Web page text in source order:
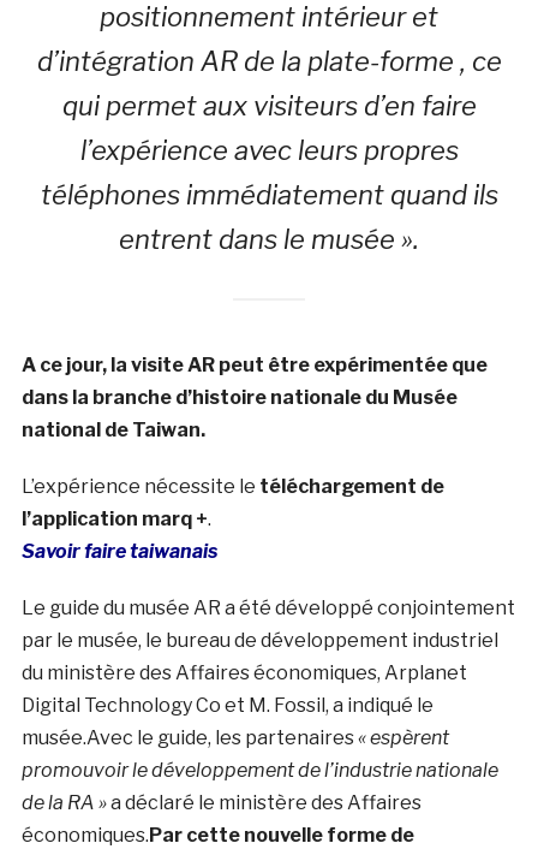
positionnement intérieur et
d’intégration AR de la plate-forme , ce
qui permet aux visiteurs d’en faire
l’expérience avec leurs propres
téléphones immédiatement quand ils
entrent dans le musée ».
A ce jour, la visite AR peut être expérimentée que
dans la branche d’histoire nationale du Musée
national de Taiwan.
L’expérience nécessite le téléchargement de
l’application marq +.
Savoir faire taiwanais
Le guide du musée AR a été développé conjointement
par le musée, le bureau de développement industriel
du ministère des Affaires économiques, Arplanet
Digital Technology Co et M. Fossil, a indiqué le
musée.Avec le guide, les partenaires« espèrent
promouvoir le développement de l’industrie nationale
de la RA »a déclaré le ministère des Affaires
économiques. Par cette nouvelle forme de